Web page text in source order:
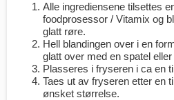
Alle ingrediensene tilsettes
foodprosessor / Vitamix og
glatt røre.
Hell blandingen over i en
glatt over med en spatel
Plasseres i fryseren i ca en
Taes ut av fryseren etter en
ønsket størrelse.